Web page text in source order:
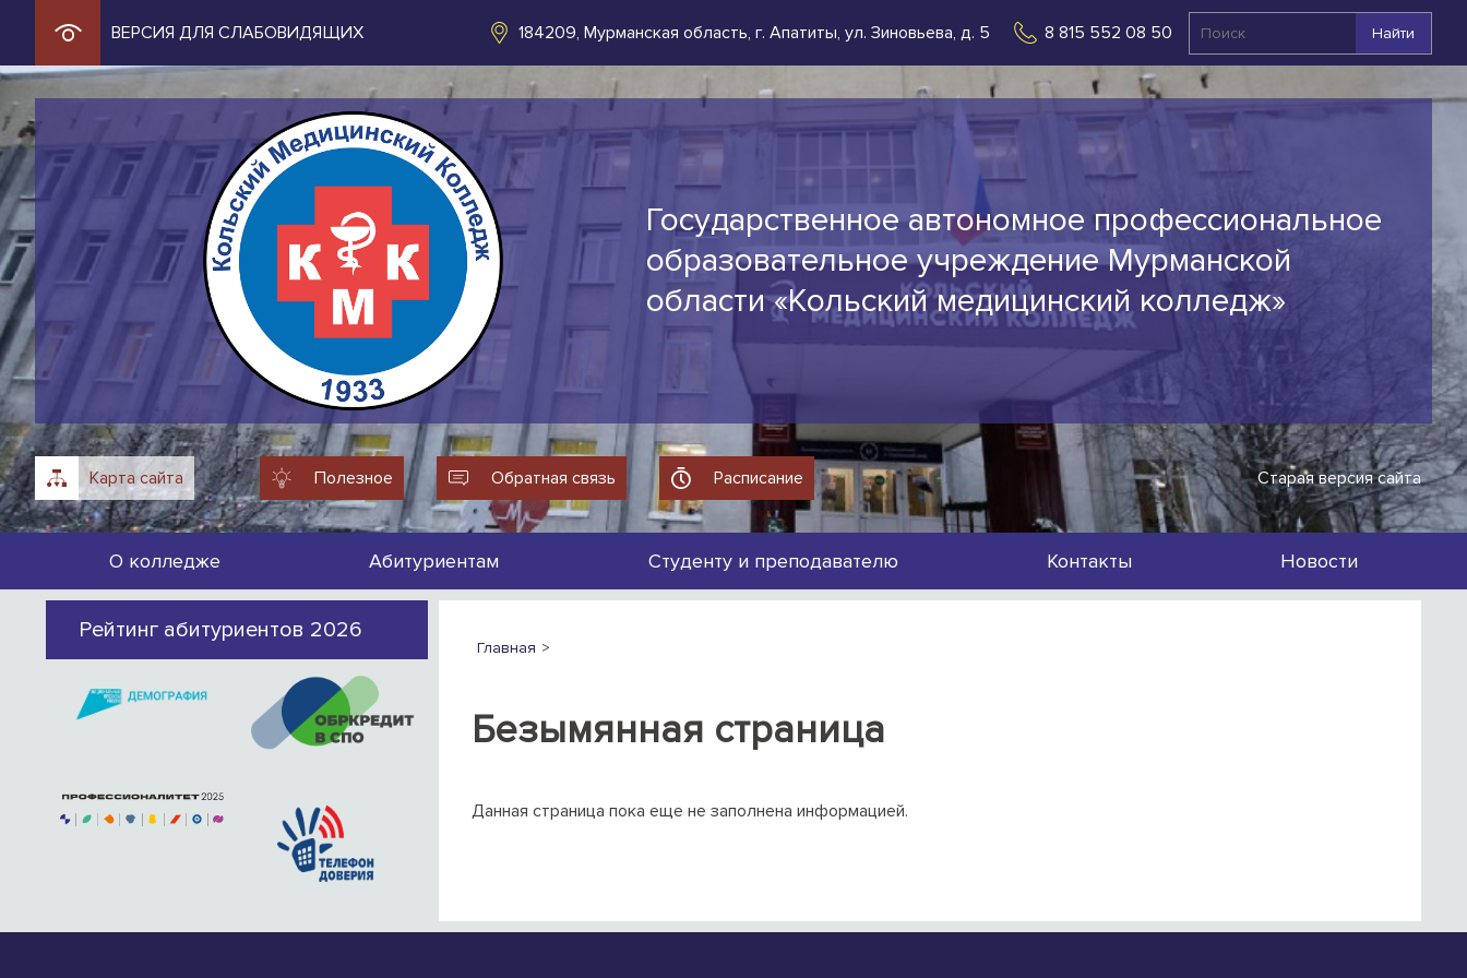
ВЕРСИЯ ДЛЯ СЛАБОВИДЯЩИХ 184209, Мурманская область, г. Апатиты, ул. Зиновьева, д. 5 8 815 552 08 50 Найти
Государственное автономное профессиональное
образовательное учреждение Мурманской
области «Кольский медицинский колледж»
Карта сайта Полезное Обратная связь Расписание Старая версия сайта
О колледже Абитуриентам Студенту и преподавателю Контакты Новости
Рейтинг абитуриентов 2026
Главная
Безымянная страница
Данная страница пока еще не заполнена информацией.